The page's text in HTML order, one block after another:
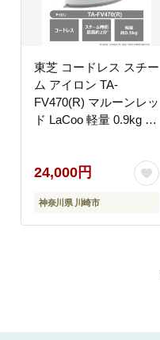
東芝 コードレス スチー
ム アイロン TA-
FV470(R) マルーンレッ
ド LaCoo 軽量 0.9kg パ
ズ 素早い立ち上がり ケ
ース付き 家電 衣類 ラ
クー おすすめ 人気
TOSHIBA 神奈川県 川
24,000円
神奈川県 川崎市